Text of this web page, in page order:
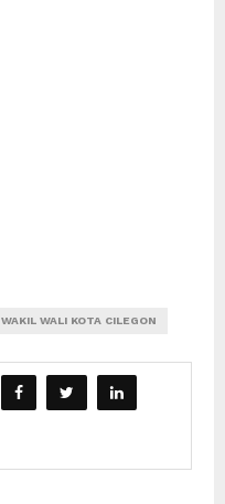
WAKIL WALI KOTA CILEGON